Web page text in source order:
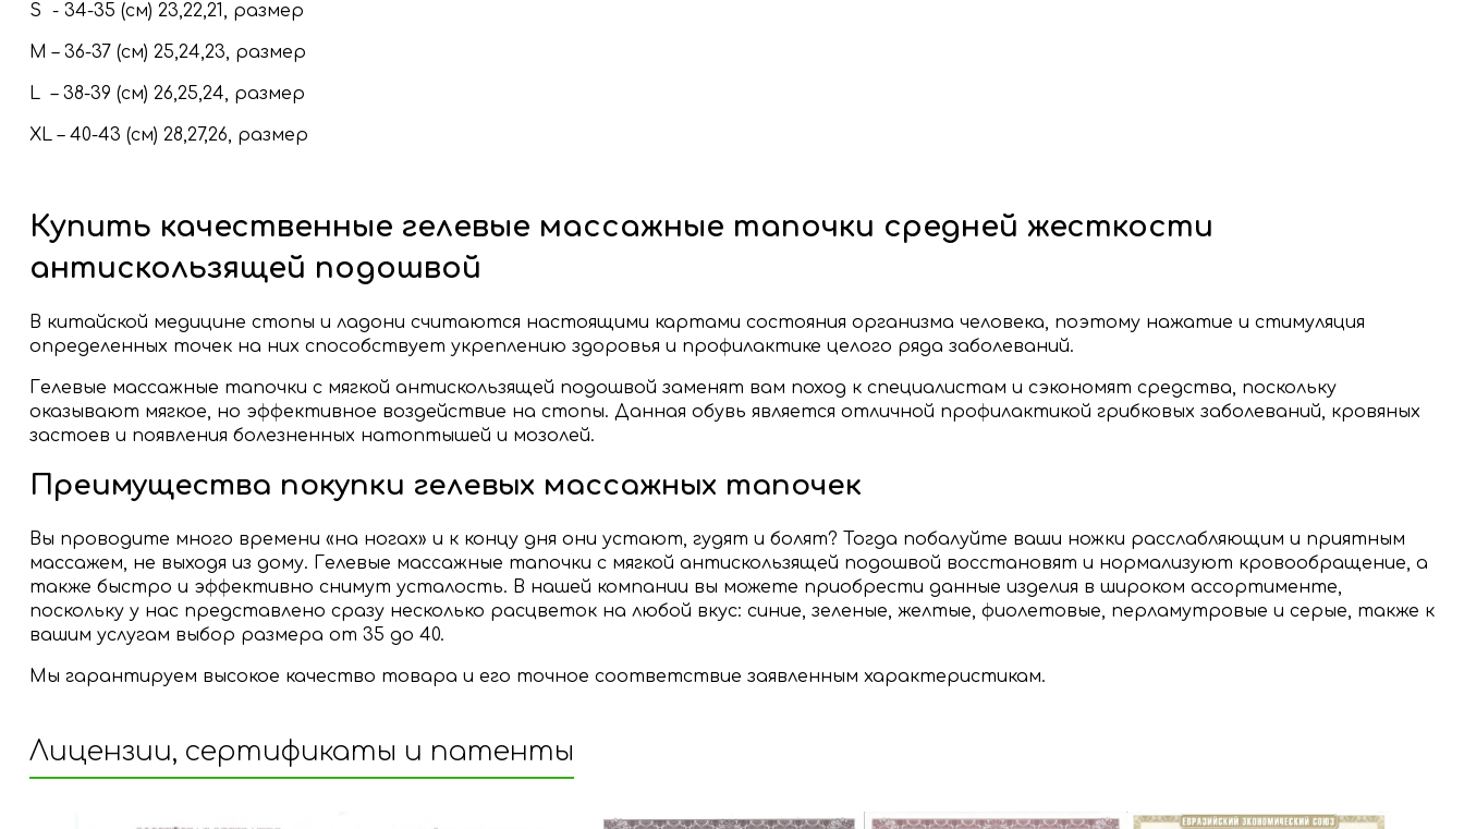
S - 34-35 (см) 23,22,21, размер
M – 36-37 (см) 25,24,23, размер
L – 38-39 (см) 26,25,24, размер
XL – 40-43 (см) 28,27,26, размер
Купить качественные гелевые массажные тапочки средней жесткости
антискользящей подошвой
В китайской медицине стопы и ладони считаются настоящими картами состояния организма человека, поэтому нажатие и стимуляция
определенных точек на них способствует укреплению здоровья и профилактике целого ряда заболеваний.
Гелевые массажные тапочки с мягкой антискользящей подошвой заменят вам поход к специалистам и сэкономят средства, поскольку
оказывают мягкое, но эффективное воздействие на стопы. Данная обувь является отличной профилактикой грибковых заболеваний, кровяных
застоев и появления болезненных натоптышей и мозолей.
Преимущества покупки гелевых массажных тапочек
Вы проводите много времени «на ногах» и к концу дня они устают, гудят и болят? Тогда побалуйте ваши ножки расслабляющим и приятным
массажем, не выходя из дому. Гелевые массажные тапочки с мягкой антискользящей подошвой восстановят и нормализуют кровообращение, а
также быстро и эффективно снимут усталость. В нашей компании вы можете приобрести данные изделия в широком ассортименте,
поскольку у нас представлено сразу несколько расцветок на любой вкус: синие, зеленые, желтые, фиолетовые, перламутровые и серые, также к
вашим услугам выбор размера от 35 до 40.
Мы гарантируем высокое качество товара и его точное соответствие заявленным характеристикам.
Лицензии, сертификаты и патенты